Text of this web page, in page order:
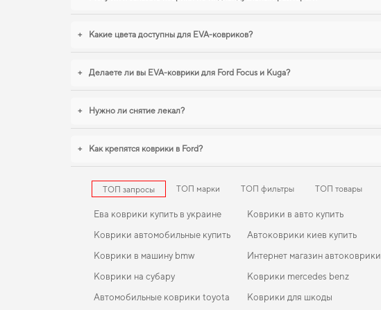
+ Какие цвета доступны для EVA-ковриков?
+ Делаете ли вы EVA-коврики для Ford Focus и Kuga?
+ Нужно ли снятие лекал?
+ Как крепятся коврики в Ford?
ТОП запросы ТОП марки ТОП фильтры ТОП товары
Ева коврики купить в украине
Коврики автомобильные купить
Коврики в машину bmw
Коврики на субару
Автомобильные коврики toyota
Коврики в авто купить
Автоковрики киев купить
Интернет магазин автоковрики
Коврики mercedes benz
Коврики для шкоды